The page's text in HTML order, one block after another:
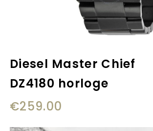
Diesel Master Chief
DZ4180 horloge
€259.00